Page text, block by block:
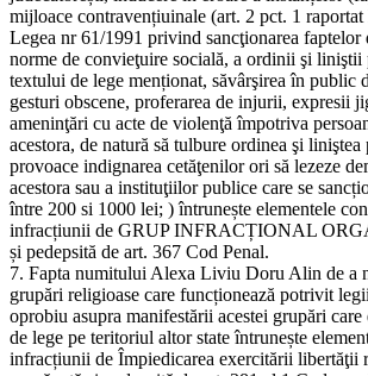
mijloace contravențiuinale (art. 2 pct. 1
Legea nr 61/1991 privind sancţionarea faptelor
norme de convieţuire socială, a ordinii şi
textului de lege menționat, săvârşirea în public
gesturi obscene, proferarea de injurii, expresii
ameninţări cu acte de violenţă împotriva
acestora, de natură să tulbure ordinea şi liniştea
provoace indignarea cetăţenilor ori să lezeze
acestora sau a instituţiilor publice care se
între 200 si 1000 lei; ) întrunește elementele
infracțiunii de GRUP INFRACȚIONAL
și pedepsită de art. 367 Cod Penal.
7. Fapta numitului Alexa Liviu Doru Alin de a
grupări religioase care funcționează potrivit
oprobiu asupra manifestării acestei grupări care
de lege pe teritoriul altor state întrunește
infracțiunii de Împiedicarea exercitării libertăţii